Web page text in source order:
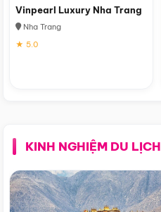
Vinpearl Luxury Nha Trang
Nha Trang
★ 5.0
KINH NGHIỆM DU LỊCH